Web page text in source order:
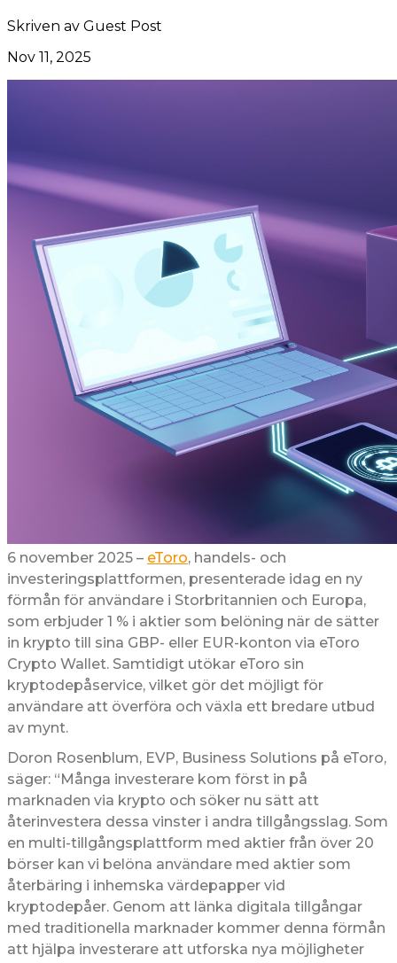
Skriven av Guest Post
Nov 11, 2025
6 november 2025 – eToro, handels- och
investeringsplattformen, presenterade idag en ny
förmån för användare i Storbritannien och Europa,
som erbjuder 1 % i aktier som belöning när de sätter
in krypto till sina GBP- eller EUR-konton via eToro
Crypto Wallet. Samtidigt utökar eToro sin
kryptodepåservice, vilket gör det möjligt för
användare att överföra och växla ett bredare utbud
av mynt.
Doron Rosenblum, EVP, Business Solutions på eToro,
säger: “Många investerare kom först in på
marknaden via krypto och söker nu sätt att
återinvestera dessa vinster i andra tillgångsslag. Som
en multi-tillgångsplattform med aktier från över 20
börser kan vi belöna användare med aktier som
återbäring i inhemska värdepapper vid
kryptodepåer. Genom att länka digitala tillgångar
med traditionella marknader kommer denna förmån
att hjälpa investerare att utforska nya möjligheter